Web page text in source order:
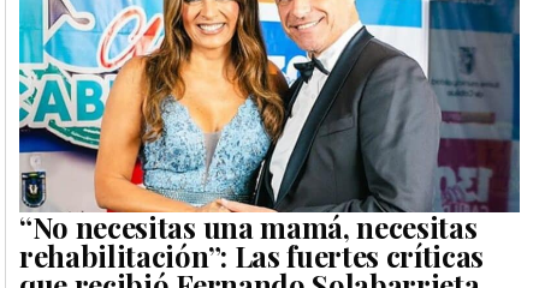
“No necesitas una mamá, necesitas
rehabilitación”: Las fuertes críticas